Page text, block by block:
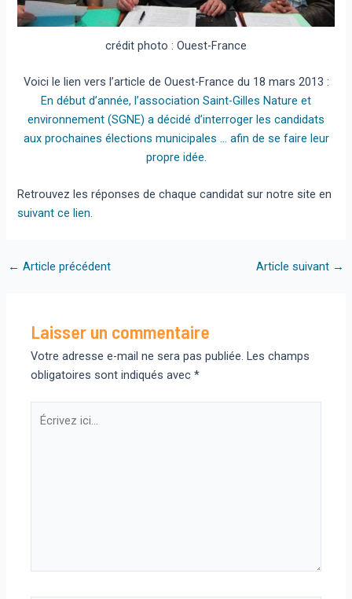
crédit photo : Ouest-France
Voici le lien vers l’article de Ouest-France du 18 mars 2013 :
En début d’année, l’association Saint-Gilles Nature et
environnement (SGNE) a décidé d’interroger les candidats
aux prochaines élections municipales … afin de se faire leur
propre idée.
Retrouvez les réponses de chaque candidat sur notre site en
suivant ce lien.
Navigation
← Article précédent Article suivant →
Laisser un commentaire
Votre adresse e-mail ne sera pas publiée. Les champs
obligatoires sont indiqués avec*
Écrivez
ici…